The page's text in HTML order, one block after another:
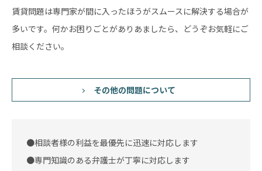
賃貸問題は専門家が間に入ったほうがスムースに解決する場合が
多いです。何かお困りごとがありあましたら、どうぞお気軽にご
相談ください。
その他の問題について
●相談者様の利益を最優先に迅速に対応します
●専門知識のある弁護士が丁寧に対応します